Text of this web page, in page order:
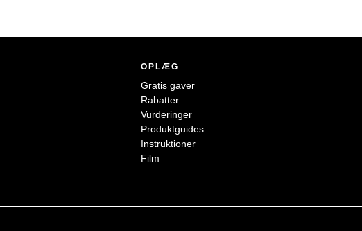
OPLÆG
Gratis gaver
Rabatter
Vurderinger
Produktguides
Instruktioner
Film